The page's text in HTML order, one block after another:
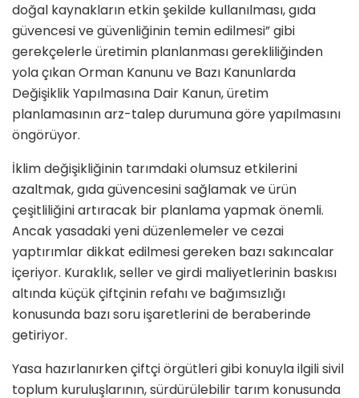
doğal kaynakların etkin şekilde kullanılması, gıda
güvencesi ve güvenliğinin temin edilmesi” gibi
gerekçelerle üretimin planlanması gerekliliğinden
yola çıkan Orman Kanunu ve Bazı Kanunlarda
Değişiklik Yapılmasına Dair Kanun, üretim
planlamasının arz-talep durumuna göre yapılmasını
öngörüyor.
İklim değişikliğinin tarımdaki olumsuz etkilerini
azaltmak, gıda güvencesini sağlamak ve ürün
çeşitliliğini artıracak bir planlama yapmak önemli.
Ancak yasadaki yeni düzenlemeler ve cezai
yaptırımlar dikkat edilmesi gereken bazı sakıncalar
içeriyor. Kuraklık, seller ve girdi maliyetlerinin baskısı
altında küçük çiftçinin refahı ve bağımsızlığı
konusunda bazı soru işaretlerini de beraberinde
getiriyor.
Yasa hazırlanırken çiftçi örgütleri gibi konuyla ilgili sivil
toplum kuruluşlarının, sürdürülebilir tarım konusunda